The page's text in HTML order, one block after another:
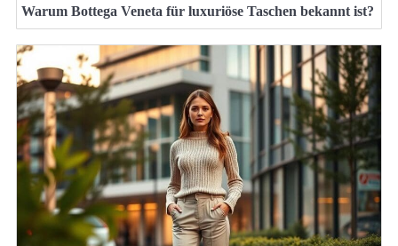
Warum Bottega Veneta für luxuriöse Taschen bekannt ist?